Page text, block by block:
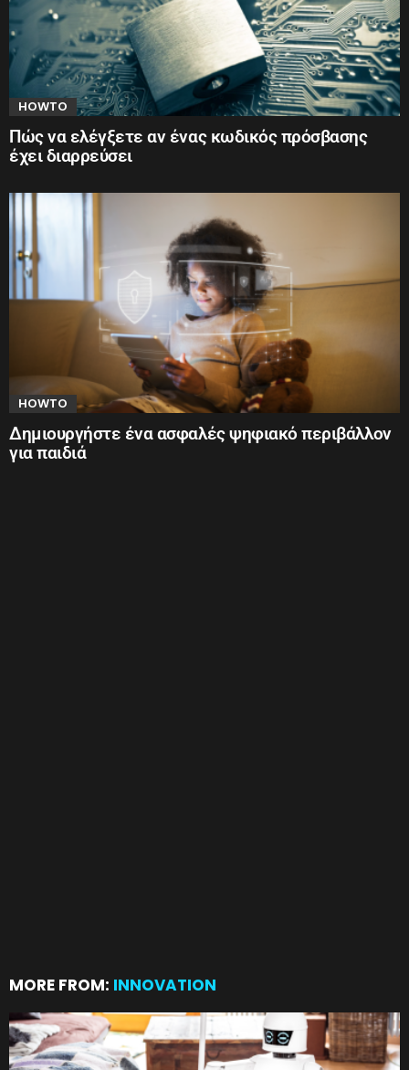
HOWTO
Πώς να ελέγξετε αν ένας κωδικός πρόσβασης
έχει διαρρεύσει
HOWTO
Δημιουργήστε ένα ασφαλές ψηφιακό περιβάλλον
για παιδιά
MORE FROM: INNOVATION